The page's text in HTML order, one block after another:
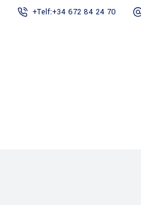
+Telf:+34 672 84 24 70
Principal